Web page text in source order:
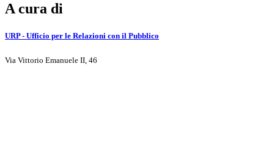
A cura di
URP - Ufficio per le Relazioni con il Pubblico
Via Vittorio Emanuele II, 46